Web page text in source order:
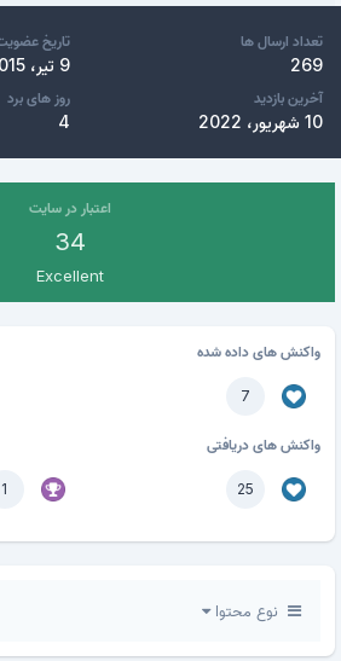
تعداد ارسال ها
269
تاریخ عضویت
9 تیر، 2015
آخرین بازدید
10 شهریور، 2022
روز های برد
4
اعتبار در سایت
34
Excellent
واکنش های داده شده
7
واکنش های دریافتی
25
نوع محتوا